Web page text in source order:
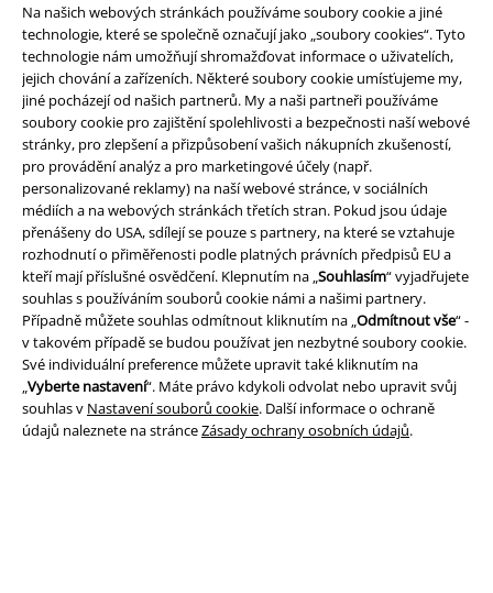
Na našich webových stránkách používáme soubory cookie a jiné
technologie, které se společně označují jako „soubory cookies“. Tyto
technologie nám umožňují shromažďovat informace o uživatelích,
jejich chování a zařízeních. Některé soubory cookie umísťujeme my,
jiné pocházejí od našich partnerů. My a naši partneři používáme
soubory cookie pro zajištění spolehlivosti a bezpečnosti naší webové
stránky, pro zlepšení a přizpůsobení vašich nákupních zkušeností,
pro provádění analýz a pro marketingové účely (např.
personalizované reklamy) na naší webové stránce, v sociálních
médiích a na webových stránkách třetích stran. Pokud jsou údaje
přenášeny do USA, sdílejí se pouze s partnery, na které se vztahuje
rozhodnutí o přiměřenosti podle platných právních předpisů EU a
kteří mají příslušné osvědčení. Klepnutím na „Souhlasím“ vyjadřujete
souhlas s používáním souborů cookie námi a našimi partnery.
Případně můžete souhlas odmítnout kliknutím na „Odmítnout vše“ -
v takovém případě se budou používat jen nezbytné soubory cookie.
Své individuální preference můžete upravit také kliknutím na
„Vyberte nastavení“. Máte právo kdykoli odvolat nebo upravit svůj
souhlas v Nastavení souborů cookie. Další informace o ochraně
údajů naleznete na stránceZásady ochrany osobních údajů.
Právní informace
Podmínky
Prohlášení
Ochrana osobních údajů
Likvidace odpadu a ochrana životního prostředí
Prohlášení o shodě